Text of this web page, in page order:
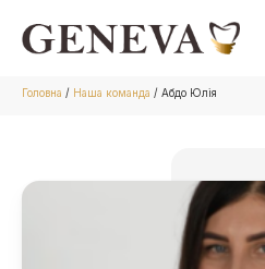
Головна / Наша команда / Абдо Юлія